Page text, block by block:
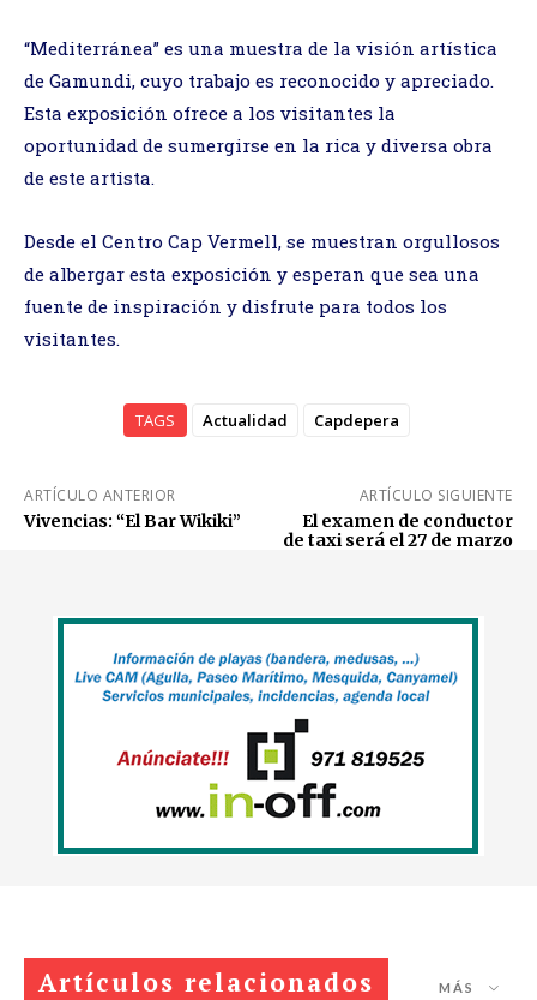
“Mediterránea” es una muestra de la visión artística
de Gamundi, cuyo trabajo es reconocido y apreciado.
Esta exposición ofrece a los visitantes la
oportunidad de sumergirse en la rica y diversa obra
de este artista.
Desde el Centro Cap Vermell, se muestran orgullosos
de albergar esta exposición y esperan que sea una
fuente de inspiración y disfrute para todos los
visitantes.
TAGS Actualidad Capdepera
ARTÍCULO ANTERIOR
Vivencias: “El Bar Wikiki”
ARTÍCULO SIGUIENTE
El examen de conductor
de taxi será el 27 de marzo
Artículos relacionados MÁS